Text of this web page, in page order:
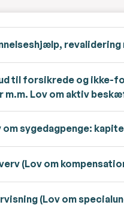
revalidering
til forsikrede og ikke-
Lov om aktiv
sygedagpenge: kapitel
(Lov om
(Lov om